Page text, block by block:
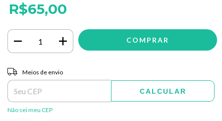
R$65,00
Entregas para o CEP:
Meios de envio
CALCULAR
Não sei meu CEP